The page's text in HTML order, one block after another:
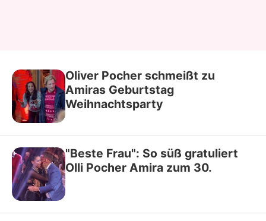
Oliver Pocher schmeißt zu
Amiras Geburtstag
Weihnachtsparty
"Beste Frau": So süß gratuliert
Olli Pocher Amira zum 30.